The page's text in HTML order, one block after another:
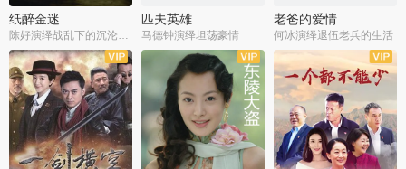
纸醉金迷 匹夫英雄
马德钟演绎坦荡豪情
老爸的爱情
何冰演绎退伍老兵的生活
全40集
全33集 全36集